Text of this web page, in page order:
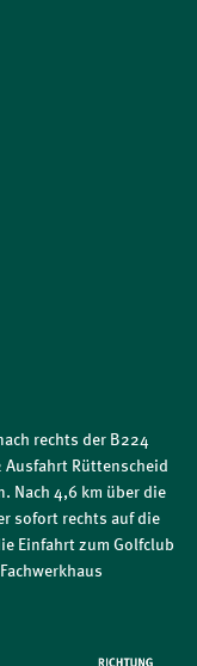
rechts der B224
Ausfahrt Rüttenscheid
Nach 4,6 km über die
sofort rechts auf die
Einfahrt zum Golfclub